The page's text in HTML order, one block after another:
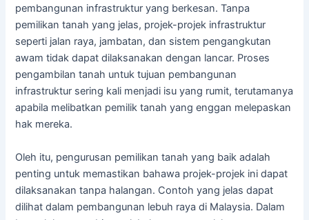
pembangunan infrastruktur yang berkesan. Tanpa
pemilikan tanah yang jelas, projek-projek infrastruktur
seperti jalan raya, jambatan, dan sistem pengangkutan
awam tidak dapat dilaksanakan dengan lancar. Proses
pengambilan tanah untuk tujuan pembangunan
infrastruktur sering kali menjadi isu yang rumit, terutamanya
apabila melibatkan pemilik tanah yang enggan melepaskan
hak mereka.
Oleh itu, pengurusan pemilikan tanah yang baik adalah
penting untuk memastikan bahawa projek-projek ini dapat
dilaksanakan tanpa halangan. Contoh yang jelas dapat
dilihat dalam pembangunan lebuh raya di Malaysia. Dalam